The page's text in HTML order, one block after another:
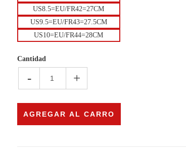
US8.5=EU/FR42=27CM
US9.5=EU/FR43=27.5CM
US10=EU/FR44=28CM
Cantidad
- +